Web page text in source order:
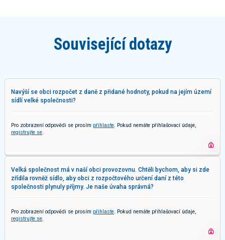
Související dotazy
Navýší se obci rozpočet z daně z přidané hodnoty, pokud na jejím území
sídlí velké společnosti?
Pro zobrazení odpovědi se prosím přihlaste . Pokud nemáte přihlašovací údaje,
registrujte se
Velká společnost má v naší obci provozovnu. Chtěli bychom, aby si zde
zřídila rovněž sídlo, aby obci z rozpočtového určení daní z této
společnosti plynuly příjmy. Je naše úvaha správná?
Pro zobrazení odpovědi se prosím přihlaste . Pokud nemáte přihlašovací údaje,
registrujte se